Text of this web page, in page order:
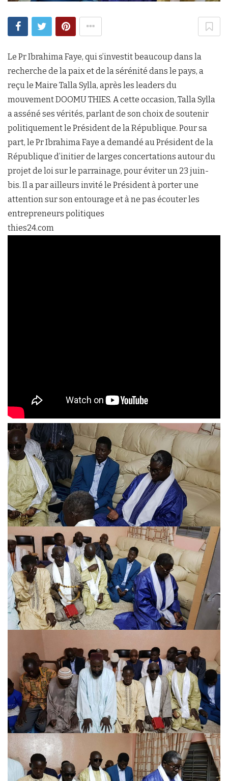
Le Pr Ibrahima Faye, qui s’investit beaucoup dans la
recherche de la paix et de la sérénité dans le pays, a
reçu le Maire Talla Sylla, après les leaders du
mouvement DOOMU THIES. A cette occasion, Talla Sylla
a asséné ses vérités, parlant de son choix de soutenir
politiquement le Président de la République. Pour sa
part, le Pr Ibrahima Faye a demandé au Président de la
République d’initier de larges concertations autour du
projet de loi sur le parrainage, pour éviter un 23 juin-
bis. Il a par ailleurs invité le Président à porter une
attention sur son entourage et à ne pas écouter les
entrepreneurs politiques
thies24.com